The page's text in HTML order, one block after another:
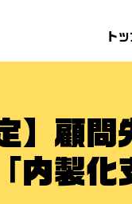
ト
】顧
内製化